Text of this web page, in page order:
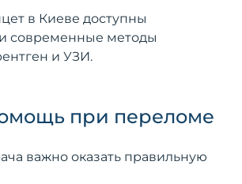
в Киеве доступны
современные методы
и УЗИ.
при переломе
важно оказать правильную